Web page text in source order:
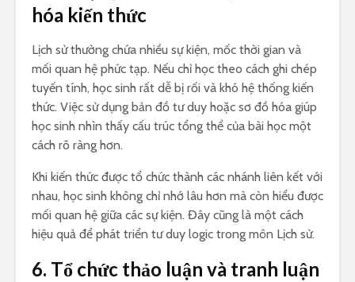
hóa kiến thức
Lịch sử thường chứa nhiều sự kiện, mốc thời gian và
mối quan hệ phức tạp. Nếu chỉ học theo cách ghi chép
tuyến tính, học sinh rất dễ bị rối và khó hệ thống kiến
thức. Việc sử dụng bản đồ tư duy hoặc sơ đồ hóa giúp
học sinh nhìn thấy cấu trúc tổng thể của bài học một
cách rõ ràng hơn.
Khi kiến thức được tổ chức thành các nhánh liên kết với
nhau, học sinh không chỉ nhớ lâu hơn mà còn hiểu được
mối quan hệ giữa các sự kiện. Đây cũng là một cách
hiệu quả để phát triển tư duy logic trong môn Lịch sử.
6. Tổ chức thảo luận và tranh luận